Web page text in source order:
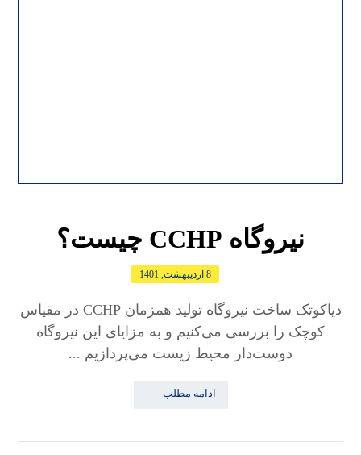
نیروگاه CCHP چیست؟
8 اردیبهشت, 1401
دیاکوتک ساخت نیروگاه تولید همزمان CCHP در مقیاس
کوچک را بررسی می‌کنیم و به مزایای این نیروگاه
دوست‌دار محیط زیست می‌پردازیم ...
ادامه مطلب